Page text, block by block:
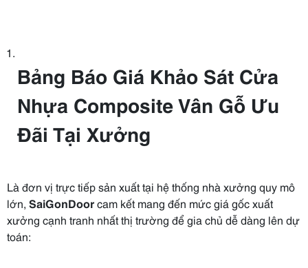
Bảng Báo Giá Khảo Sát Cửa
Nhựa Composite Vân Gỗ Ưu
Đãi Tại Xưởng
Là đơn vị trực tiếp sản xuất tại hệ thống nhà xưởng quy mô
lớn, SaiGonDoorcam kết mang đến mức giá gốc xuất
xưởng cạnh tranh nhất thị trường để gia chủ dễ dàng lên dự
toán: